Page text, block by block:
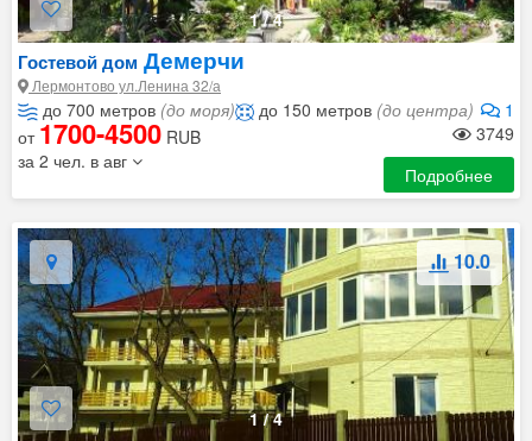
1/4
Гостевой дом Демерчи
Лермонтово ул.Ленина 32/а
до 700 метров (до моря) 1
до 150 метров (до центра)
3749
от 1700-4500 RUB
за 2 чел. в авг
Подробнее
1/4
10.0